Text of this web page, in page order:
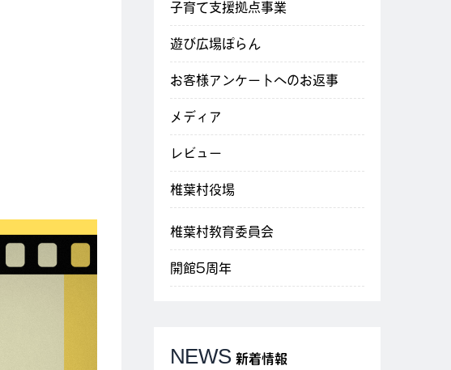
子育て支援拠点事業
遊び広場ぽらん
お客様アンケートへのお返事
メディア
レビュー
椎葉村役場
椎葉村教育委員会
開館5周年
NEWS 新着情報